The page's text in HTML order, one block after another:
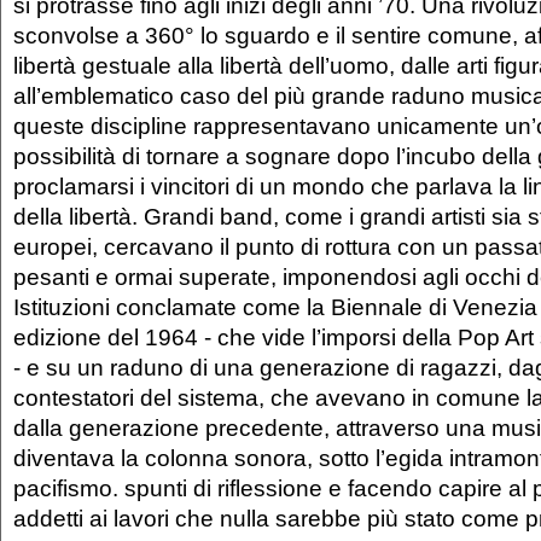
sconvolse a 360° lo sguardo e il sentire comune,
libertà gestuale alla libertà dell’uomo, dalle arti
all’emblematico caso del più grande raduno
queste discipline rappresentavano unicamente
possibilità di tornare a sognare dopo l’incubo della
proclamarsi i vincitori di un mondo che parlava la
della libertà. Grandi band, come i grandi artisti sia
europei, cercavano il punto di rottura con un
pesanti e ormai superate, imponendosi agli occhi
Istituzioni conclamate come la Biennale di
edizione del 1964 - che vide l’imporsi della Pop
- e su un raduno di una generazione di ragazzi,
contestatori del sistema, che avevano in comune
dalla generazione precedente, attraverso una
diventava la colonna sonora, sotto l’egida
pacifismo. spunti di riflessione e facendo capire al
addetti ai lavori che nulla sarebbe più stato come